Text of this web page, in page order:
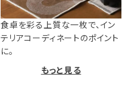
食卓を彩る上質な一枚で、イン
テリアコーディネートのポイント
に。
もっと見る